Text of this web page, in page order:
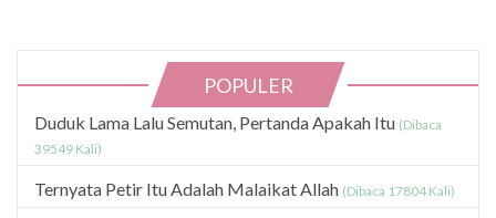
POPULER
Duduk Lama Lalu Semutan, Pertanda Apakah Itu (Dibaca
39549 Kali)
Ternyata Petir Itu Adalah Malaikat Allah (Dibaca 17804 Kali)